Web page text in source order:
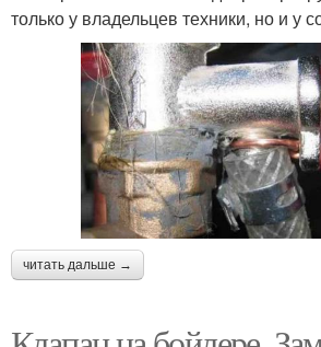
только у владельцев техники, но и у
читать дальше →